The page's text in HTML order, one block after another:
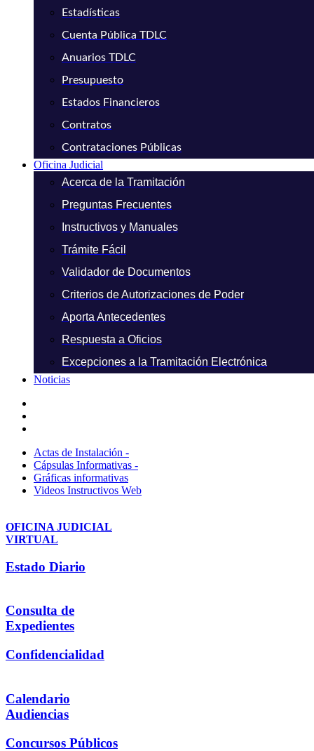
Estadísticas
Cuenta Pública TDLC
Anuarios TDLC
Presupuesto
Estados Financieros
Contratos
Contrataciones Públicas
Oficina Judicial
Acerca de la Tramitación
Preguntas Frecuentes
Instructivos y Manuales
Trámite Fácil
Validador de Documentos
Criterios de Autorizaciones de Poder
Aporta Antecedentes
Respuesta a Oficios
Excepciones a la Tramitación Electrónica
Noticias
Actas de Instalación -
Cápsulas Informativas -
Gráficas informativas
Videos Instructivos Web
OFICINA JUDICIAL
VIRTUAL
Estado Diario
Consulta de
Expedientes
Confidencialidad
Calendario
Audiencias
Concursos Públicos